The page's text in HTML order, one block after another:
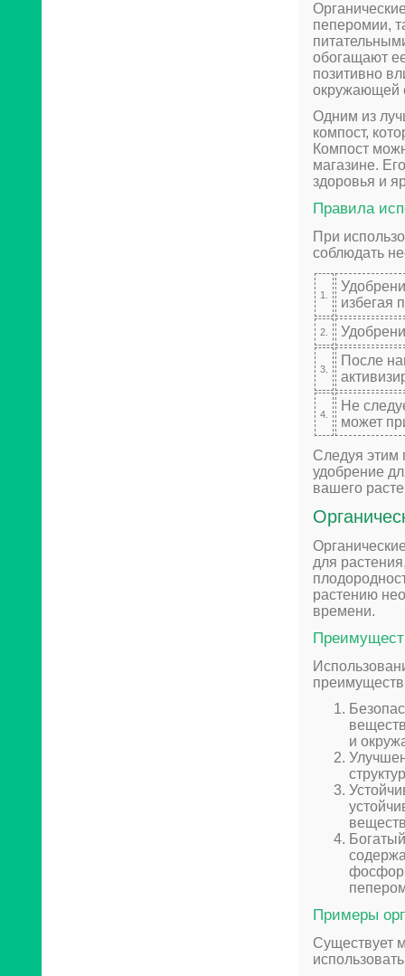
пеперомии,
обогащают
позитивно
окружающей
Одним из
компост,
Компост
магазине.
здоровья и
Правила
При
соблюдать
1.
избегая
2.
3.
После
4.
Не
может
Следуя этим
удобрение
вашего
для
растению
времени.
и
Примеры
Существует